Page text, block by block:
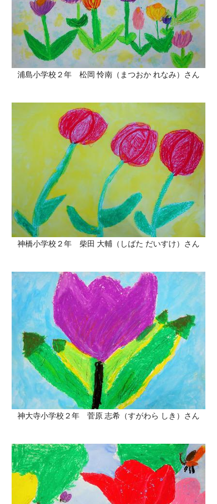
浦島小学校２年 松岡 怜南（まつおか れなみ）さん
神橋小学校２年 柴田 大輔（しばた だいすけ）さん
神大寺小学校２年 菅原 志希（すがわら しき）さん